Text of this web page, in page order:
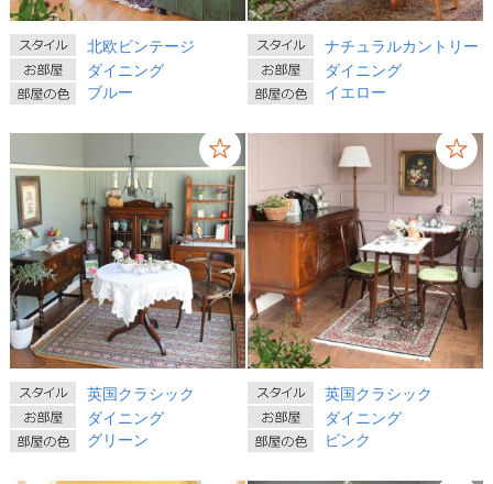
北欧ビンテージ
ダイニング
ブルー
ナチュラルカントリー
ダイニング
イエロー
英国クラシック
ダイニング
グリーン
英国クラシック
ダイニング
ピンク